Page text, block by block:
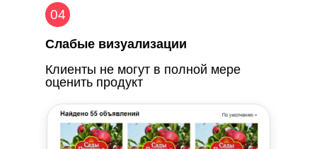
Слабые визуализации
Клиенты не могут в полной мере
оценить продукт
04